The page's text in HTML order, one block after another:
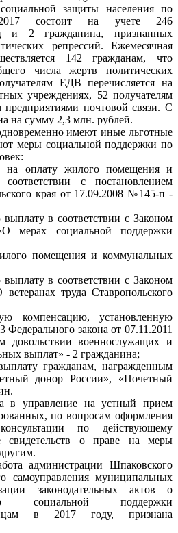
защиты населения по
состоит на учете 246
и 2 гражданина, признанных
репрессий. Ежемесячная
142 гражданам, что
числа жертв политических
ЕДВ перечисляется на
учреждениях, 52 получателям
почтовой связи. С
на сумму 2,3 млн. рублей.
имеют иные льготные
меры социальной поддержки по
на оплату жилого помещения и
с постановлением
края от 17.09.2008 №145-п -
в соответствии с Законом
мерах социальной поддержки
помещения и коммунальных
в соответствии с Законом
труда Ставропольского
компенсацию, установленную
Федерального закона от 07.11.2011
военнослужащих и
выплат» - 2 гражданина;
гражданам, награжденным
донор России», «Почетный
в управление на устный прием
по вопросам оформления
по действующему
свидетельств о праве на меры
администрации Шпаковского
самоуправления муниципальных
законодательных актов о
социальной поддержки
в 2017 году, признана